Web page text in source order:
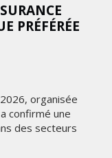
PRÉFÉRÉE
organisée
confirmé une
des secteurs